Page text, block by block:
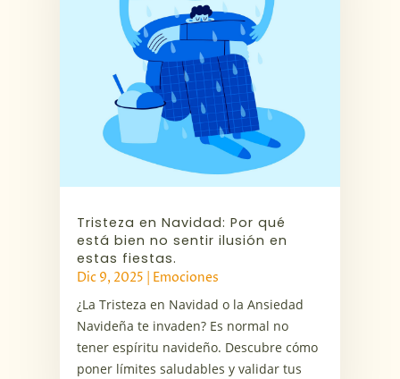
Tristeza en Navidad: Por qué
está bien no sentir ilusión en
estas fiestas.
Dic 9, 2025
Emociones
¿La Tristeza en Navidad o la Ansiedad
Navideña te invaden? Es normal no
tener espíritu navideño. Descubre cómo
poner límites saludables y validar tus